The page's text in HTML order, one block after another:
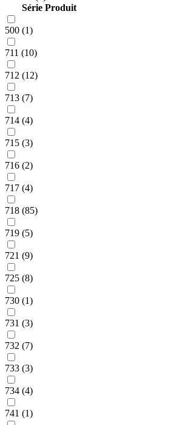
Série Produit
500 (1)
711 (10)
712 (12)
713 (7)
714 (4)
715 (3)
716 (2)
717 (4)
718 (85)
719 (5)
721 (9)
725 (8)
730 (1)
731 (3)
732 (7)
733 (3)
734 (4)
741 (1)